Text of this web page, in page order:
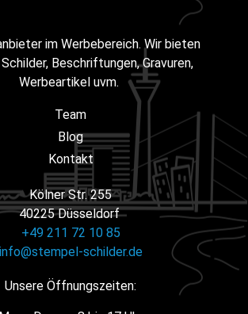
im Werbebereich. Wir bieten
Beschriftungen, Gravuren,
Werbeartikel uvm.
Team
Blog
Kontakt
Kölner Str. 255
40225 Düsseldorf
+49 211 72 10 85
info@stempel-schilder.de
Unsere Öffnungszeiten: